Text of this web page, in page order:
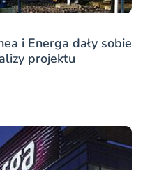
i Energa dały sobie
projektu